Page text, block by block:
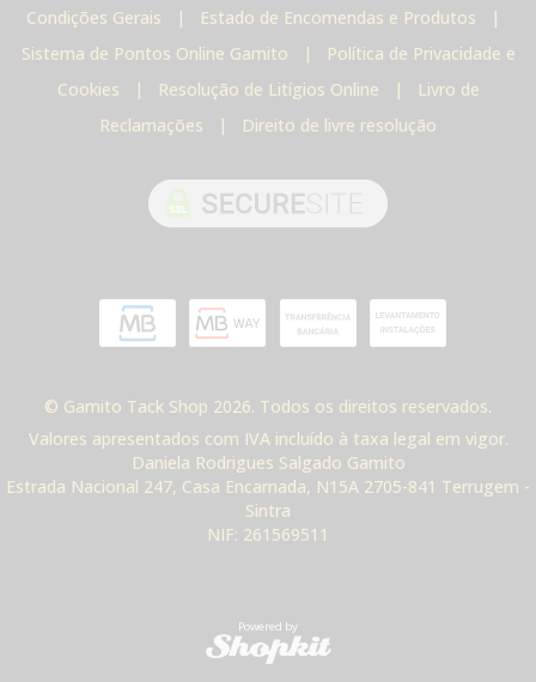
Condições Gerais | Estado de Encomendas e Produtos |
Sistema de Pontos Online Gamito |
Política de Privacidade e
Cookies | Resolução de Litígios Online |
Livro de
Reclamações | Direito de livre resolução
© Gamito Tack Shop 2026. Todos os direitos reservados.
Valores apresentados com IVA incluído à taxa legal em vigor.
Daniela Rodrigues Salgado Gamito
Estrada Nacional 247, Casa Encarnada, N15A 2705-841 Terrugem -
Sintra
NIF: 261569511
Powered by